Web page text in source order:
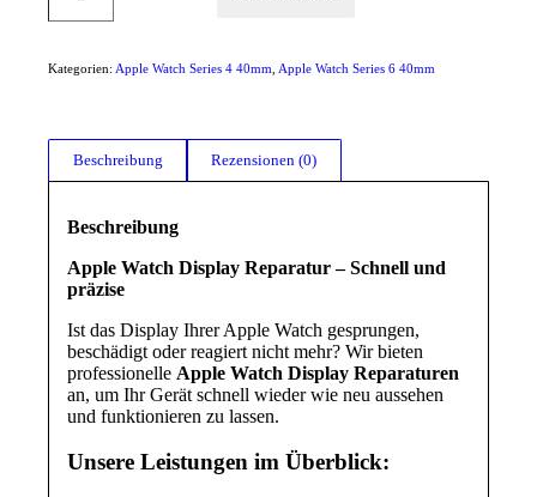
Kategorien: Apple Watch Series 4 40mm Apple Watch Series 6 40mm
Beschreibung Rezensionen (0)
Beschreibung
Apple Watch Display Reparatur – Schnell und
präzise
Ist das Display Ihrer Apple Watch gesprungen,
beschädigt oder reagiert nicht mehr? Wir bieten
professionelle Apple Watch Display Reparaturen
an, um Ihr Gerät schnell wieder wie neu aussehen
und funktionieren zu lassen.
Unsere Leistungen im Überblick: